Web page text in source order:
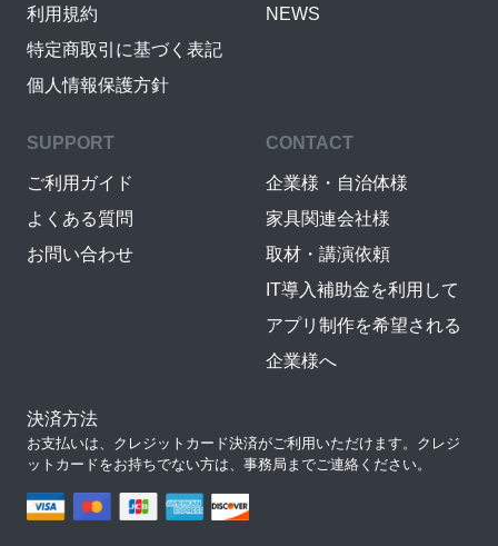
利用規約
特定商取引に基づく表記
個人情報保護方針
NEWS
SUPPORT
ご利用ガイド
よくある質問
お問い合わせ
CONTACT
企業様・自治体様
家具関連会社様
取材・講演依頼
IT導入補助金を利用して
アプリ制作を希望される
企業様へ
決済方法
お支払いは、クレジットカード決済がご利用いただけます。クレジ
ットカードをお持ちでない方は、事務局までご連絡ください。